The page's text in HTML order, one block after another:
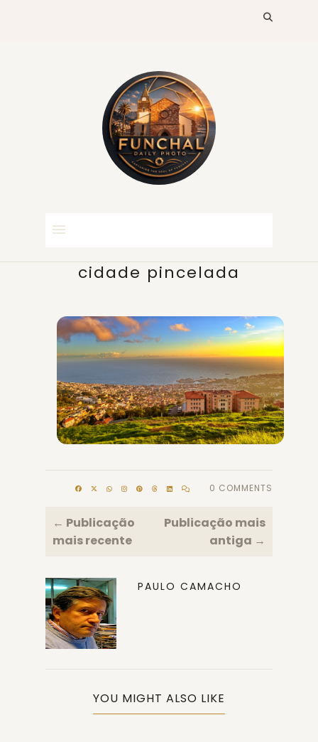
cidade pincelada
0 COMMENTS
← Publicação
mais recente
Publicação mais
antiga →
PAULO CAMACHO
YOU MIGHT ALSO LIKE